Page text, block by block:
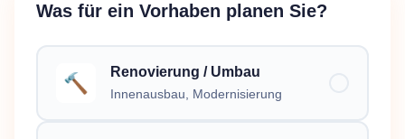
Was für ein Vorhaben planen Sie?
🔨 Renovierung / Umbau
Innenausbau, Modernisierung